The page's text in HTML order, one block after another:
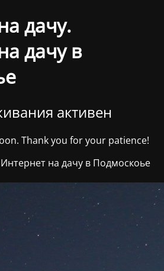
дачу.
дачу в
активен
Thank you for your patience!
на дачу в Подмоскоье